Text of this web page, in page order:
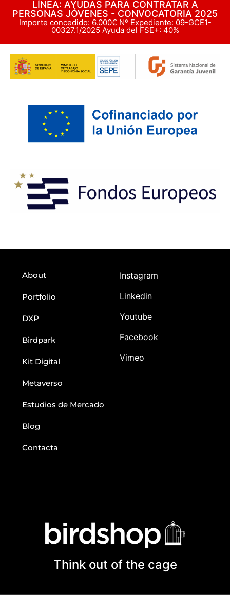
LÍNEA: AYUDAS PARA CONTRATAR A
PERSONAS JÓVENES - CONVOCATORIA 2025
Importe concedido: 6.000€ Nº Expediente: 09-GCE1-
00327.1/2025 Ayuda del FSE+: 40%
Think out of the cage
About
Portfolio
DXP
Birdpark
Kit Digital
Metaverso
Estudios de Mercado
Blog
Contacta
Instagram
Linkedin
Youtube
Facebook
Vimeo